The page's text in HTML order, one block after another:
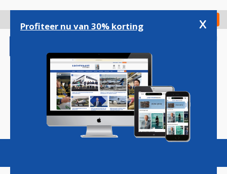
gaan
Check in
Magazine Podcasts Vacatures
Profiteer nu van 30% korting x